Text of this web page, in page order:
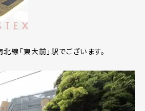
線「東大前」駅でございます。